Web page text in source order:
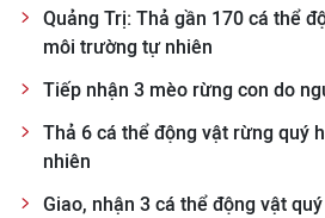
Quảng Trị: Thả gần 170 cá thể
môi trường tự nhiên
Tiếp nhận 3 mèo rừng con do
Thả 6 cá thể động vật rừng quý
nhiên
Giao, nhận 3 cá thể động vật